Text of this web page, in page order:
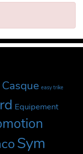
Casque easy trike
Equipement
Sym